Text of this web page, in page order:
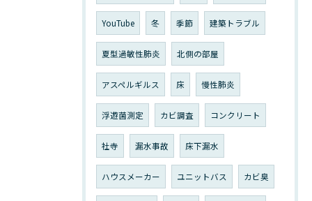
YouTube 冬 季節 建築トラブル
夏型過敏性肺炎 北側の部屋
アスペルギルス 床 慢性肺炎
浮遊菌測定 カビ調査 コンクリート
社寺 漏水事故 床下漏水
ハウスメーカー ユニットバス カビ臭